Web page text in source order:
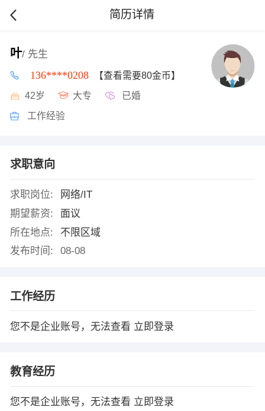
简历详情
叶/ 先生
136****0208 【查看需要80金币】
42岁 大专 已婚
工作经验
求职意向
求职岗位:
网络/IT
期望薪资:
面议
所在地点:
不限区域
发布时间:
08-08
工作经历
您不是企业账号，无法查看 立即登录
教育经历
您不是企业账号，无法查看 立即登录